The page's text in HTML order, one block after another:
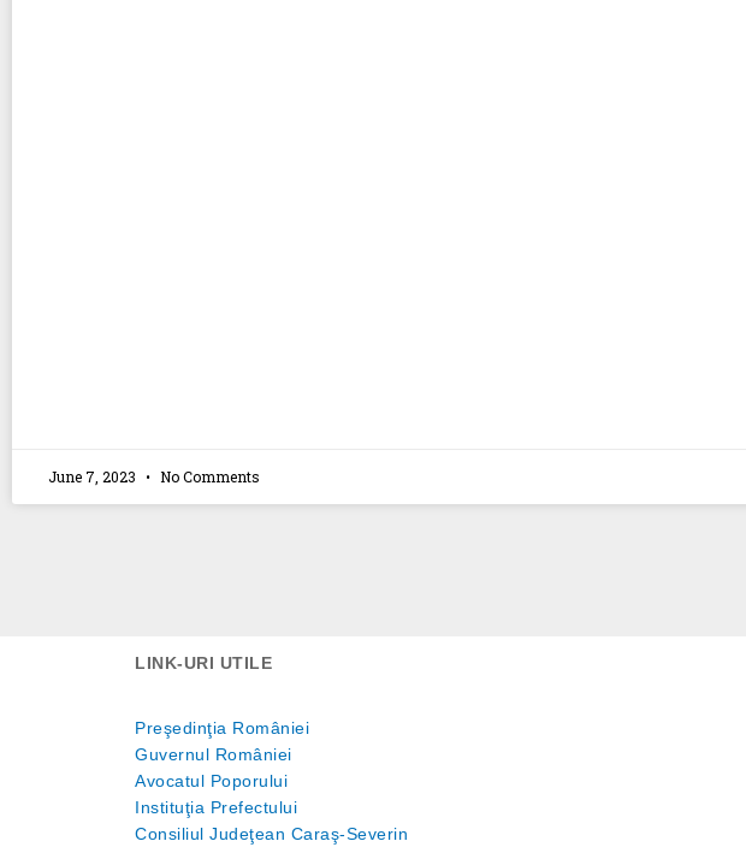
June 7, 2023 No Comments
LINK-URI UTILE
Preşedinţia României
Guvernul României
Avocatul Poporului
Instituţia Prefectului
Consiliul Judeţean Caraş-Severin